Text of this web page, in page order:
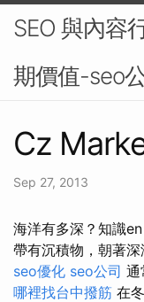
SEO 與內容
期價值-seo
Cz
Sep 27, 2013
海洋有多深？知識
帶有沉積物，朝著
seo優化 seo公司 通
哪裡找台中撥筋 在